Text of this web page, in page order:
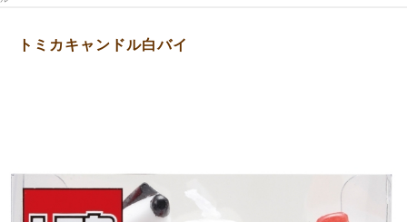
トミカキャンドル白バイ